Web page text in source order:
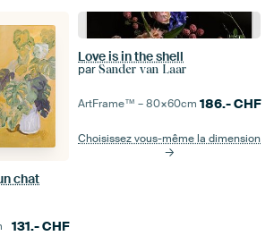
chat
131.-CHF
Love is in the shell
par Sander van Laar
ArtFrame™ –80×60cm 186.-CHF
Choisissez vous-même la dimension